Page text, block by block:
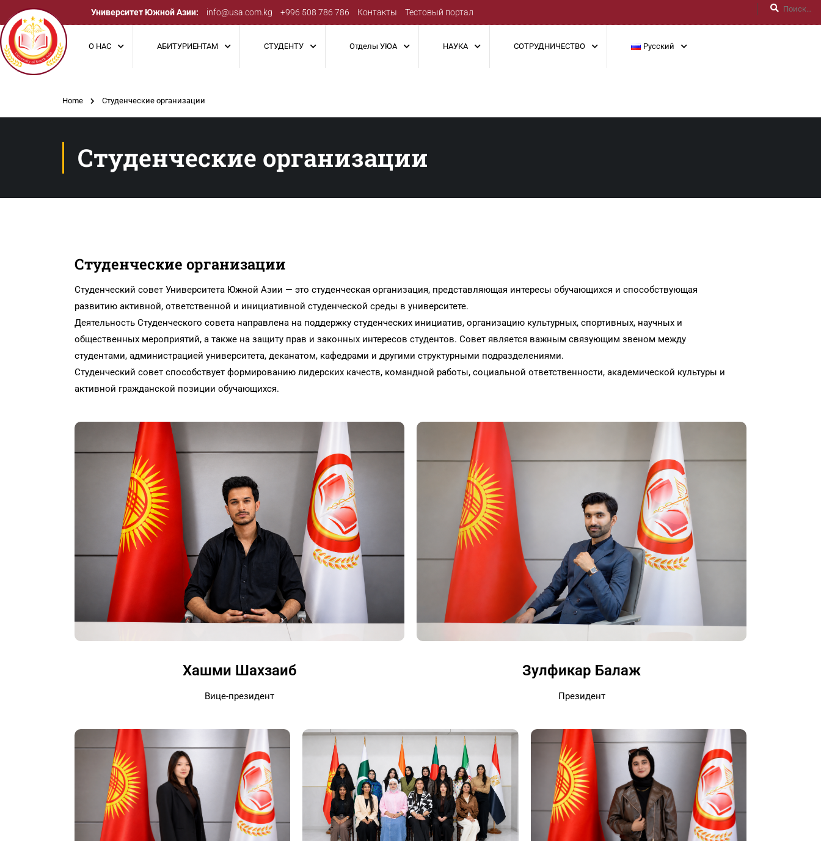
Университет Южной Азии: info@usa.com.kg +996 508 786 786 Контакты Тестовый портал
О НАС АБИТУРИЕНТАМ СТУДЕНТУ Отделы УЮА НАУКА СОТРУДНИЧЕСТВО Русский
Home Студенческие организации
Студенческие организации
Студенческие организации
Студенческий совет Университета Южной Азии — это студенческая организация, представляющая интересы обучающихся и способствующая
развитию активной, ответственной и инициативной студенческой среды в университете.
Деятельность Студенческого совета направлена на поддержку студенческих инициатив, организацию культурных, спортивных, научных и
общественных мероприятий, а также на защиту прав и законных интересов студентов. Совет является важным связующим звеном между
студентами, администрацией университета, деканатом, кафедрами и другими структурными подразделениями.
Студенческий совет способствует формированию лидерских качеств, командной работы, социальной ответственности, академической культуры и
активной гражданской позиции обучающихся.
Хашми Шахзаиб
Вице-президент
Зулфикар Балаж
Президент